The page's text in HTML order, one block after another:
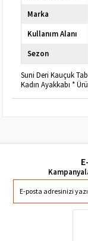
Marka
Kullanım Alanı
Sezon
Suni Deri Kauçuk
Kadın Ayakkabı *